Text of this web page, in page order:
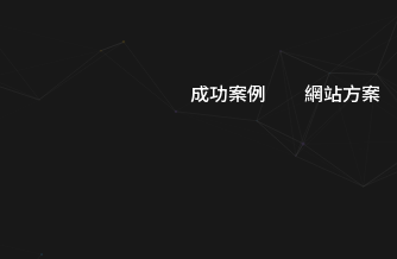
成功案例 網站方案